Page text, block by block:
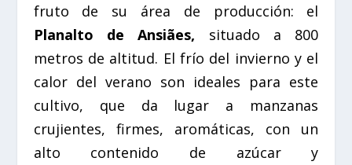
fruto de su área de producción: el
Planalto de Ansiães, situado a 800
metros de altitud. El frío del invierno y el
calor del verano son ideales para este
cultivo, que da lugar a manzanas
crujientes, firmes, aromáticas, con un
alto contenido de azúcar y